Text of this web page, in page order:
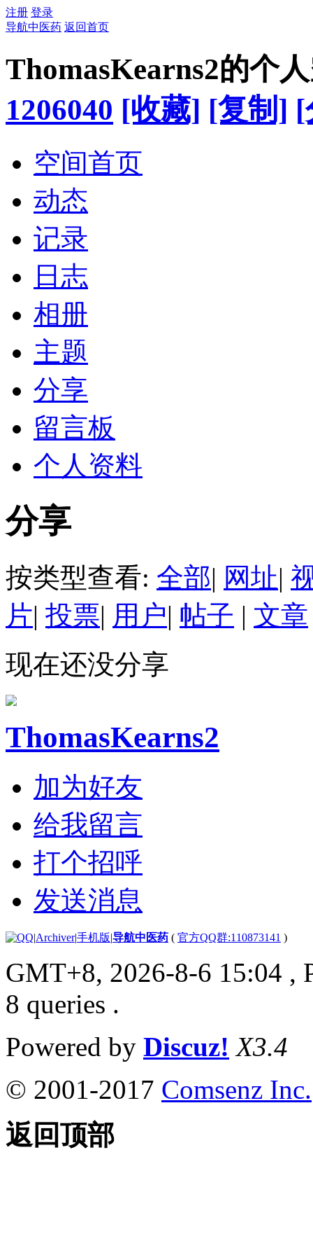
注册 登录
导航中医药 返回首页
ThomasKearns2的个
1206040 [收藏] [复制] [
空间首页
动态
记录
日志
相册
主题
分享
留言板
个人资料
分享
按类型查看: 全部| 网址|
片| 投票| 用户| 帖子 | 文章
现在还没分享
ThomasKearns2
加为好友
给我留言
打个招呼
发送消息
|Archiver|手机版|导航中医药 ( 官方QQ群:110873141 )
GMT+8, 2026-8-6 15:04 ,
8 queries .
Powered by Discuz! X3.4
© 2001-2017 Comsenz Inc.
返回顶部